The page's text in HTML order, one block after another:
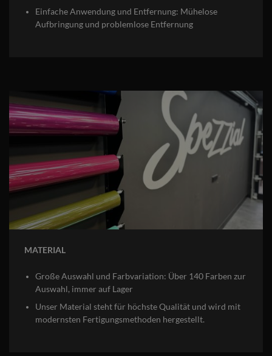
Einfache Anwendung und Entfernung: Mühelose
Aufbringung und problemlose Entfernung
MATERIAL
Große Auswahl und Farbvariation: Über 140 Farben zur
Auswahl, immer auf Lager
Unser Material steht für höchste Qualität und wird mit
modernsten Fertigungsmethoden hergestellt.